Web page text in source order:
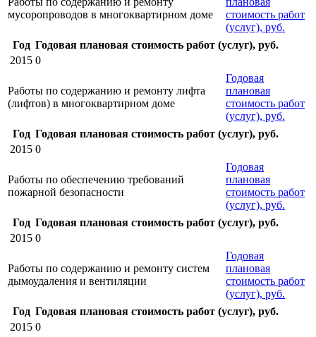
мусоропроводов в многоквартирном доме
стоимость работ
(услуг), руб.
Год Годовая плановая стоимость работ (услуг), руб.
2015 0
Работы по содержанию и ремонту лифта
(лифтов) в многоквартирном доме
Годовая
плановая
стоимость работ
(услуг), руб.
Год Годовая плановая стоимость работ (услуг), руб.
2015 0
Работы по обеспечению требований
пожарной безопасности
Годовая
плановая
стоимость работ
(услуг), руб.
Год Годовая плановая стоимость работ (услуг), руб.
2015 0
Работы по содержанию и ремонту систем
дымоудаления и вентиляции
Годовая
плановая
стоимость работ
(услуг), руб.
Год Годовая плановая стоимость работ (услуг), руб.
2015 0